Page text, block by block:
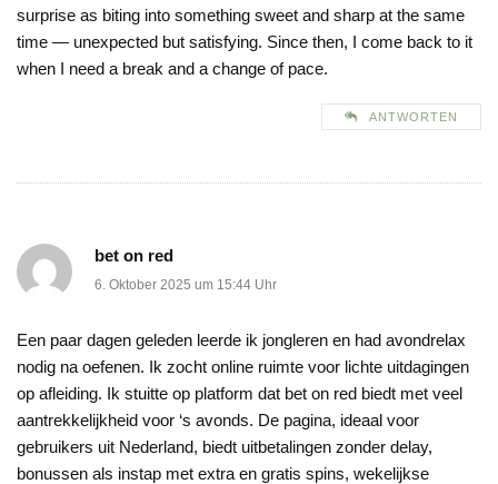
surprise as biting into something sweet and sharp at the same
time — unexpected but satisfying. Since then, I come back to it
when I need a break and a change of pace.
ANTWORTEN
bet on red
6. Oktober 2025 um 15:44 Uhr
Een paar dagen geleden leerde ik jongleren en had avondrelax
nodig na oefenen. Ik zocht online ruimte voor lichte uitdagingen
op afleiding. Ik stuitte op platform dat bet on red biedt met veel
aantrekkelijkheid voor ‘s avonds. De pagina, ideaal voor
gebruikers uit Nederland, biedt uitbetalingen zonder delay,
bonussen als instap met extra en gratis spins, wekelijkse